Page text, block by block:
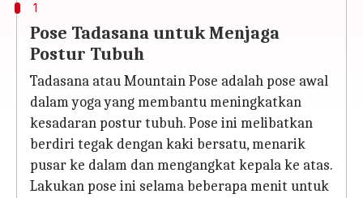
1
Pose Tadasana untuk Menjaga
Postur Tubuh
Tadasana atau Mountain Pose adalah pose awal
dalam yoga yang membantu meningkatkan
kesadaran postur tubuh. Pose ini melibatkan
berdiri tegak dengan kaki bersatu, menarik
pusar ke dalam dan mengangkat kepala ke atas.
Lakukan pose ini selama beberapa menit untuk